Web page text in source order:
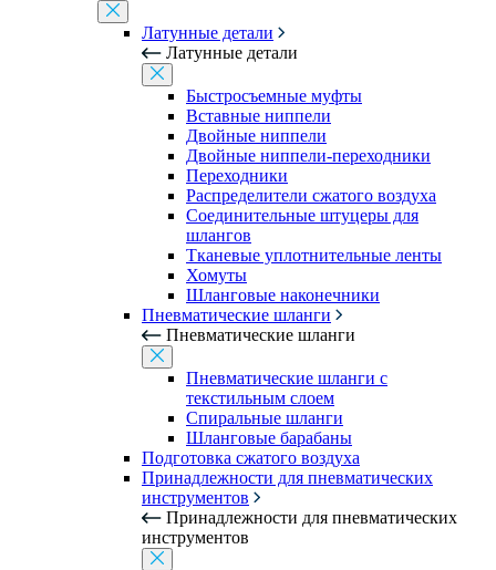
Латунные детали
Латунные детали
Быстросъемные муфты
Вставные ниппели
Двойные ниппели
Двойные ниппели-переходники
Переходники
Распределители сжатого воздуха
Соединительные штуцеры для
шлангов
Тканевые уплотнительные ленты
Хомуты
Шланговые наконечники
Пневматические шланги
Пневматические шланги
Пневматические шланги с
текстильным слоем
Спиральные шланги
Шланговые барабаны
Подготовка сжатого воздуха
Принадлежности для пневматических
инструментов
Принадлежности для пневматических
инструментов